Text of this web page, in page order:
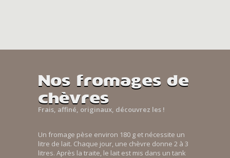
Nos fromages de
chèvres
Frais, affiné, originaux, découvrez les !
Un fromage pèse environ 180 g et nécessite un
litre de lait. Chaque jour, une chèvre donne 2 à 3
litres. Après la traite, le lait est mis dans un tank